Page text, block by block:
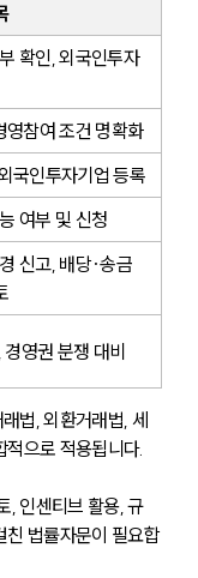
확인, 외국인투자
영참여 조건 명확화
국인투자기업 등록
여부 및 신청
신고, 배당·송금
영권 분쟁 대비
법, 외환거래법, 세
적으로 적용됩니다.
, 인센티브 활용, 규
친 법률자문이 필요합